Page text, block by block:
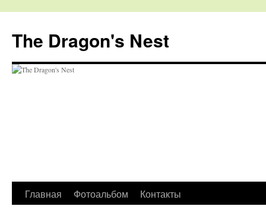
The Dragon's Nest
Перейти
Главная Фотоальбом Контакты